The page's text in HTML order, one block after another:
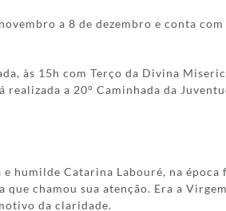
a 8 de dezembro e conta
às 15h com Terço da Divina
a 20° Caminhada da
humilde Catarina Labouré, na
chamou sua atenção. Era a
da claridade.